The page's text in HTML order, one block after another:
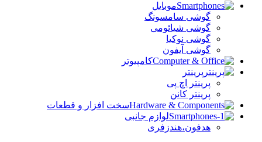
موبایل
گوشی سامسونگ
گوشی شیائومی
گوشی نوکیا
گوشی آیفون
کامپیوتر
پرینتر
پرینتر اچ پی
پرینتر کانن
سخت افزار و قطعات
لوازم جانبی
هدفون،هندزفری